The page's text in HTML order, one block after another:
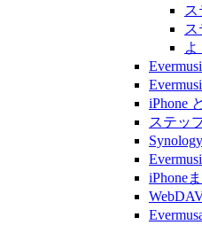
iPhone
ステッ
iPhone